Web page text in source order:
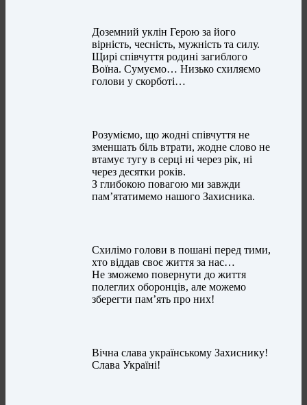
Доземний уклін Герою за його
вірність, чесність, мужність та силу.
Щирі співчуття родині загиблого
Воїна. Сумуємо… Низько схиляємо
голови у скорботі…
Розуміємо, що жодні співчуття не
зменшать біль втрати, жодне слово не
втамує тугу в серці ні через рік, ні
через десятки років.
З глибокою повагою ми завжди
пам’ятатимемо нашого Захисника.
Схилімо голови в пошані перед тими,
хто віддав своє життя за нас…
Не зможемо повернути до життя
полеглих оборонців, але можемо
зберегти пам’ять про них!
Вічна слава українському Захиснику!
Слава Україні!